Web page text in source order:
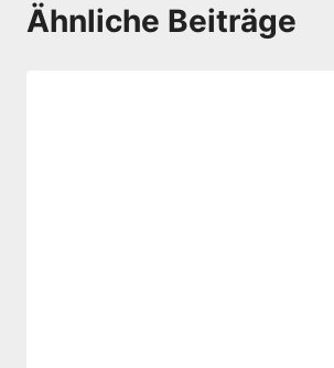
Ähnliche Beiträge